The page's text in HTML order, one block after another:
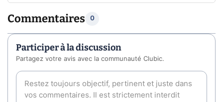
Commentaires 0
Participer à la discussion
Partagez votre avis avec la communauté Clubic.